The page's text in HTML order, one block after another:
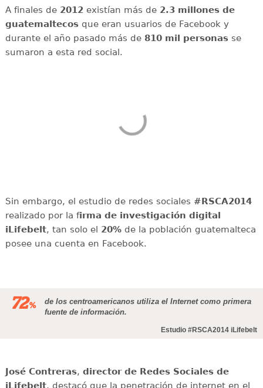
A finales de 2012existían más de2.3 millones de
guatemaltecosque eran usuarios de Facebook y
durante el año pasado más de 810 mil personasse
sumaron a esta red social.
Sin embargo, el estudio de redes sociales #RSCA2014
realizado por la firma de investigación digital
iLifebelt, tan solo el 20%de la población guatemalteca
posee una cuenta en Facebook.
72%
de los centroamericanos utiliza el Internet como primera
fuente de información.
Estudio #RSCA2014 iLifebelt
José Contreras, director de Redes Sociales de
iLifebelt, destacó que la penetración de internet en el